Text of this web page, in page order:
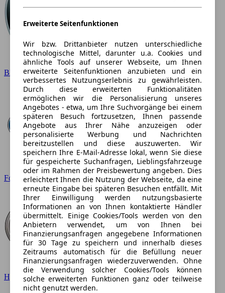
BMW
Ford
Hyundai
Erweiterte Seitenfunktionen
Wir bzw. Drittanbieter nutzen unterschiedliche
technologische Mittel, darunter u.a. Cookies und
ähnliche Tools auf unserer Webseite, um Ihnen
erweiterte Seitenfunktionen anzubieten und ein
verbessertes Nutzungserlebnis zu gewährleisten.
Durch diese erweiterten Funktionalitäten
ermöglichen wir die Personalisierung unseres
Angebotes - etwa, um Ihre Suchvorgänge bei einem
späteren Besuch fortzusetzen, Ihnen passende
Angebote aus Ihrer Nähe anzuzeigen oder
personalisierte Werbung und Nachrichten
bereitzustellen und diese auszuwerten. Wir
speichern Ihre E-Mail-Adresse lokal, wenn Sie diese
für gespeicherte Suchanfragen, Lieblingsfahrzeuge
oder im Rahmen der Preisbewertung angeben. Dies
erleichtert Ihnen die Nutzung der Webseite, da eine
erneute Eingabe bei späteren Besuchen entfällt. Mit
Ihrer Einwilligung werden nutzungsbasierte
Informationen an von Ihnen kontaktierte Händler
übermittelt. Einige Cookies/Tools werden von den
Anbietern verwendet, um von Ihnen bei
Finanzierungsanfragen angegebene Informationen
für 30 Tage zu speichern und innerhalb dieses
Zeitraums automatisch für die Befüllung neuer
Finanzierungsanfragen wiederzuverwenden. Ohne
die Verwendung solcher Cookies/Tools können
solche erweiterten Funktionen ganz oder teilweise
nicht genutzt werden.